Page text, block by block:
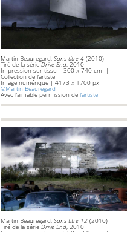
Martin Beauregard, Sans titre 4 (2010)
Tiré de la sérieDrive End, 2010
Impression sur tissu | 300 x 740 cm |
Collection de l’artiste
Image numérique | 4173 x 1700 px
©Martin Beauregard
Avec l’aimable permission de l’artiste
Martin Beauregard, Sans titre 12 (2010)
Tiré de la sérieDrive End , 2010